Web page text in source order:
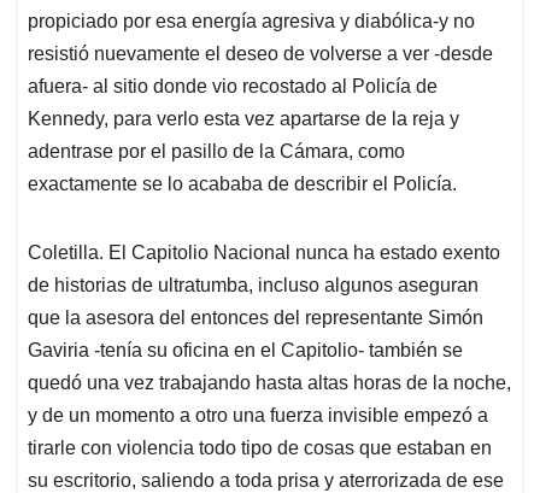
propiciado por esa energía agresiva y diabólica-y no
resistió nuevamente el deseo de volverse a ver -desde
afuera- al sitio donde vio recostado al Policía de
Kennedy, para verlo esta vez apartarse de la reja y
adentrase por el pasillo de la Cámara, como
exactamente se lo acababa de describir el Policía.
Coletilla. El Capitolio Nacional nunca ha estado exento
de historias de ultratumba, incluso algunos aseguran
que la asesora del entonces del representante Simón
Gaviria -tenía su oficina en el Capitolio- también se
quedó una vez trabajando hasta altas horas de la noche,
y de un momento a otro una fuerza invisible empezó a
tirarle con violencia todo tipo de cosas que estaban en
su escritorio, saliendo a toda prisa y aterrorizada de ese